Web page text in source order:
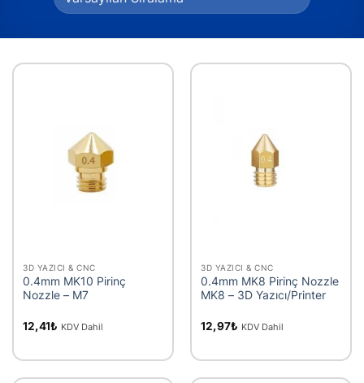
3D YAZICI & CNC
0.4mm MK10 Pirinç
Nozzle – M7
12,41₺ KDV Dahil
3D YAZICI & CNC
0.4mm MK8 Pirinç Nozzle
MK8 – 3D Yazıcı/Printer
12,97₺ KDV Dahil